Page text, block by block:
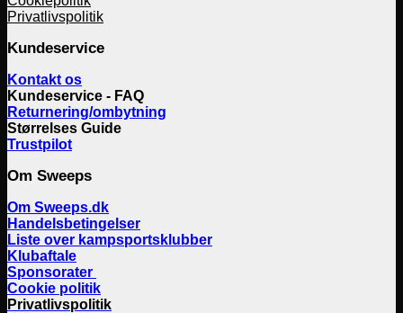
Privatlivspolitik
Kundeservice
Kontakt os
Kundeservice - FAQ
Returnering/ombytning
Størrelses Guide
Trustpilot
Om Sweeps
Om Sweeps.dk
Handelsbetingelser
Liste over kampsportsklubber
Klubaftale
Sponsorater
Cookie politik
Privatlivspolitik